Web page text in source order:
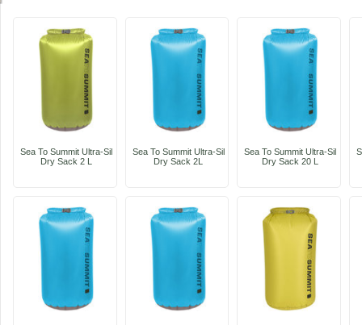
Sea To Summit Ultra-Sil
Dry Sack 2 L
Sea To Summit Ultra-Sil
Dry Sack 2L
Sea To Summit Ultra-Sil
Dry Sack 20 L